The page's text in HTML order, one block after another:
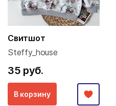
Свитшот
Steffy_house
35 руб.
В корзину